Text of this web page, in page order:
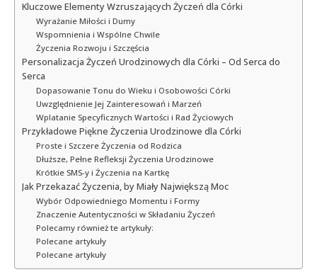
Kluczowe Elementy Wzruszających Życzeń dla Córki
Wyrażanie Miłości i Dumy
Wspomnienia i Wspólne Chwile
Życzenia Rozwoju i Szczęścia
Personalizacja Życzeń Urodzinowych dla Córki – Od Serca do
Serca
Dopasowanie Tonu do Wieku i Osobowości Córki
Uwzględnienie Jej Zainteresowań i Marzeń
Wplatanie Specyficznych Wartości i Rad Życiowych
Przykładowe Piękne Życzenia Urodzinowe dla Córki
Proste i Szczere Życzenia od Rodzica
Dłuższe, Pełne Refleksji Życzenia Urodzinowe
Krótkie SMS-y i Życzenia na Kartkę
Jak Przekazać Życzenia, by Miały Największą Moc
Wybór Odpowiedniego Momentu i Formy
Znaczenie Autentyczności w Składaniu Życzeń
Polecamy również te artykuły:
Polecane artykuły
Polecane artykuły